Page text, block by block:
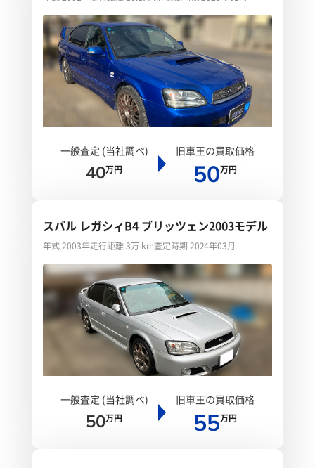
一般査定 (当社調べ)
40万円
旧車王の買取価格
50万円
スバル レガシィB4 ブリッツェン2003モデル
年式 2003年走行距離 3万 km査定時期 2024年03月
一般査定 (当社調べ)
50万円
旧車王の買取価格
55万円